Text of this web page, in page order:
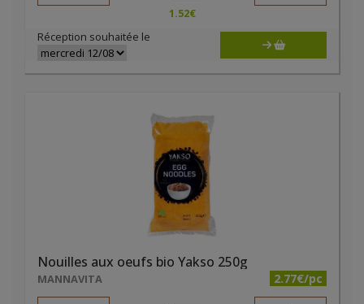
1.52€
Réception souhaitée le
Nouilles aux oeufs bio Yakso 250g
MANNAVITA 2.77€/pc